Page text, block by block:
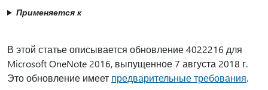
Применяется к
В этой статье описывается обновление 4022216 для
Microsoft OneNote 2016, выпущенное 7 августа 2018 г.
Это обновление имеет предварительные требования.